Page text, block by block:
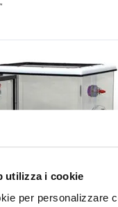
utilizza i cookie
per personalizzare